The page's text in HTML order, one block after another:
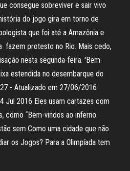
consegue sobreviver e sair vivo
do jogo gira em torno de
que foi até a Amazônia e
fazem protesto no Rio. Mais cedo,
nesta segunda-feira. 'Bem-
estendida no desembarque do
- Atualizado em 27/06/2016
Jul 2016 Eles usam cartazes com
como “Bem-vindos ao inferno.
sem Como uma cidade que não
os Jogos? Para a Olimpíada tem